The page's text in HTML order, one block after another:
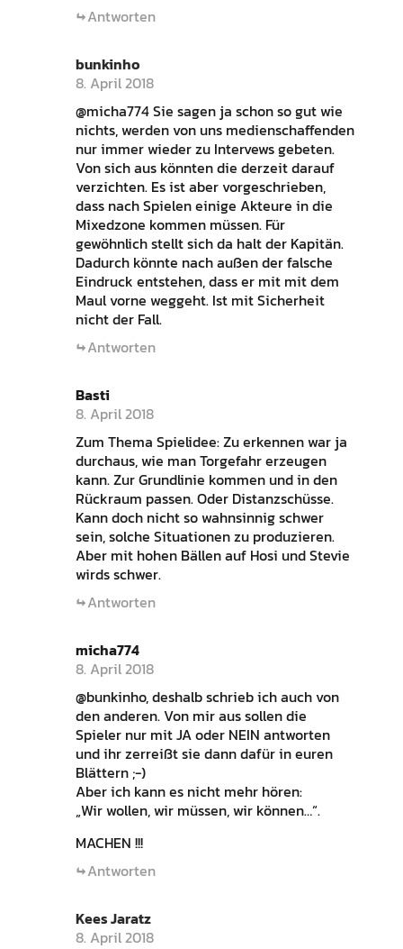
Antworten
bunkinho
8. April 2018
@micha774 Sie sagen ja schon so gut wie
nichts, werden von uns medienschaffenden
nur immer wieder zu Intervews gebeten.
Von sich aus könnten die derzeit darauf
verzichten. Es ist aber vorgeschrieben,
dass nach Spielen einige Akteure in die
Mixedzone kommen müssen. Für
gewöhnlich stellt sich da halt der Kapitän.
Dadurch könnte nach außen der falsche
Eindruck entstehen, dass er mit mit dem
Maul vorne weggeht. Ist mit Sicherheit
nicht der Fall.
Antworten
Basti
8. April 2018
Zum Thema Spielidee: Zu erkennen war ja
durchaus, wie man Torgefahr erzeugen
kann. Zur Grundlinie kommen und in den
Rückraum passen. Oder Distanzschüsse.
Kann doch nicht so wahnsinnig schwer
sein, solche Situationen zu produzieren.
Aber mit hohen Bällen auf Hosi und Stevie
wirds schwer.
Antworten
micha774
8. April 2018
@bunkinho, deshalb schrieb ich auch von
den anderen. Von mir aus sollen die
Spieler nur mit JA oder NEIN antworten
und ihr zerreißt sie dann dafür in euren
Blättern ;-)
Aber ich kann es nicht mehr hören:
„Wir wollen, wir müssen, wir können…“.
MACHEN !!!
Antworten
Kees Jaratz
8. April 2018